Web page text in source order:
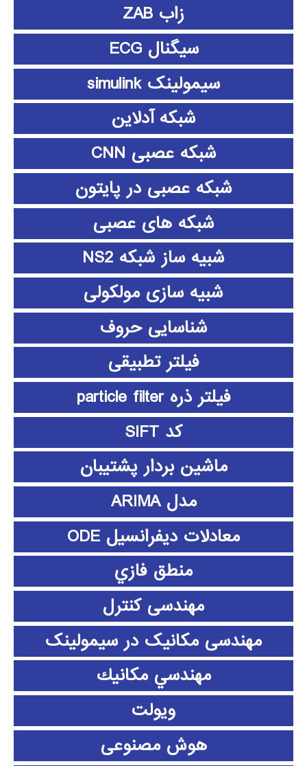
زاب ZAB
سیگنال ECG
سیمولینک simulink
شبکه آدلاین
شبکه عصبی CNN
شبکه عصبی در پایتون
شبکه های عصبی
شبیه ساز شبکه NS2
شبیه سازی مولکولی
شناسایی حروف
فیلتر تطبیقی
فیلتر ذره particle filter
کد SIFT
ماشین بردار پشتیبان
مدل ARIMA
معادلات دیفرانسیل ODE
منطق فازي
مهندسی کنترل
مهندسی مکانیک در سیمولینک
مهندسي مكانيك
ویولت
هوش مصنوعی